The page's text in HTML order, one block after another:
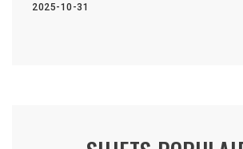
2025-10-31